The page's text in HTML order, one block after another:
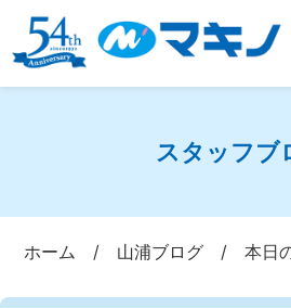
スタッフブ
ホーム / 山浦ブログ /本日